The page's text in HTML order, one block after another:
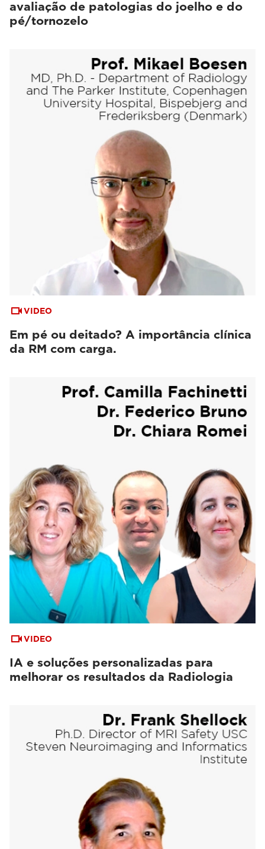
avaliação de patologias do joelho e do
pé/tornozelo
VIDEO
Em pé ou deitado? A importância clínica
da RM com carga.
VIDEO
IA e soluções personalizadas para
melhorar os resultados da Radiologia